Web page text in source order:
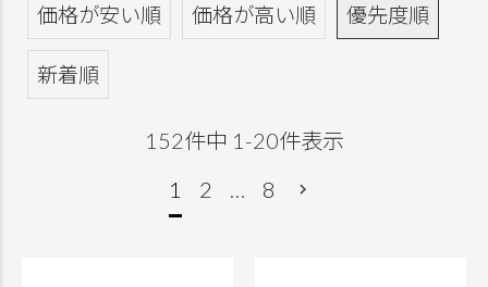
価格が安い順 価格が高い順 優先度順
新着順
152件中 1 -20件表示
1
2 8